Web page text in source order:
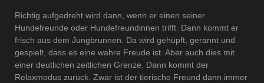
Richtig aufgedreht wird dann, wenn er einen seiner
Hundefreunde oder Hundefreundinnen trifft. Dann kommt er
frisch aus dem Jungbrunnen. Da wird gehüpft, gerannt und
gespielt, dass es eine wahre Freude ist. Aber auch dies mit
einer deutlichen zeitlichen Grenze. Dann kommt der
Relaxmodus zurück. Zwar ist der tierische Freund dann immer